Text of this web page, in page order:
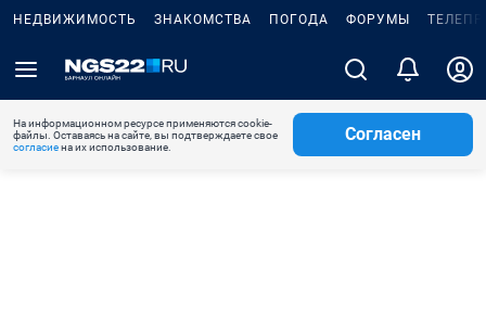
НЕДВИЖИМОСТЬ ЗНАКОМСТВА ПОГОДА ФОРУМЫ
На информационном ресурсе применяются cookie-
файлы. Оставаясь на сайте, вы подтверждаете свое
согласиена их использование.
Согласен